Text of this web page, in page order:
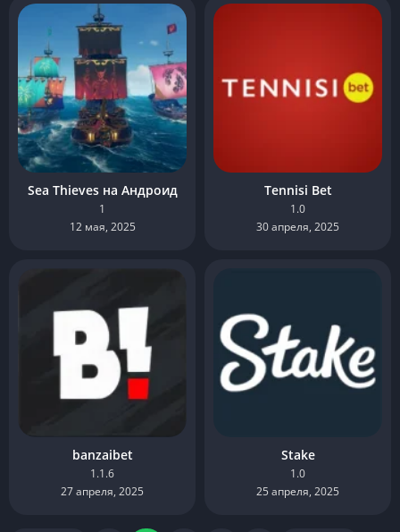
Sea Thieves на Андроид
1
12 мая, 2025
Tennisi Bet
1.0
30 апреля, 2025
banzaibet
1.1.6
27 апреля, 2025
Stake
1.0
25 апреля, 2025